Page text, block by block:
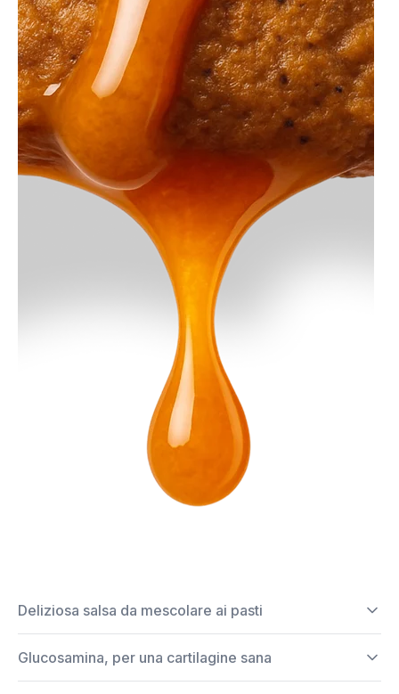
Deliziosa salsa da mescolare ai pasti
Glucosamina, per una cartilagine sana